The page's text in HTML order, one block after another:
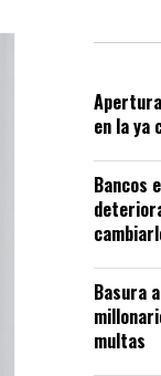
en la ya
Bancos
Basura
multas